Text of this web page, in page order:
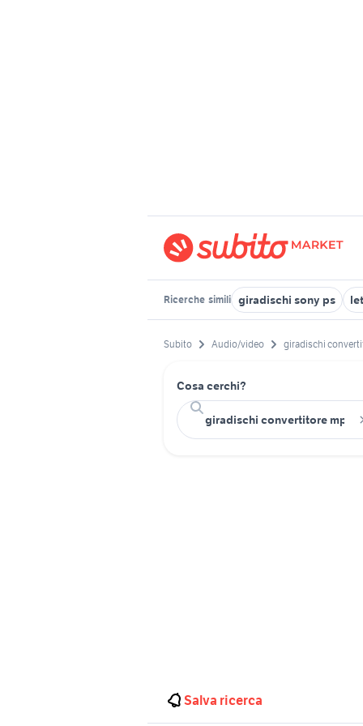
Ricerche simili giradischi sony ps
Subito Audio/video giradischi
Cosa cerchi?
Salva ricerca